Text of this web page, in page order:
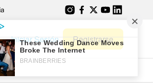
Iniciar Sesión Registrarse